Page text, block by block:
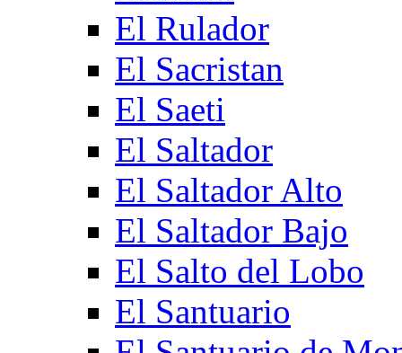
El Rulador
El Sacristan
El Saeti
El Saltador
El Saltador Alto
El Saltador Bajo
El Salto del Lobo
El Santuario